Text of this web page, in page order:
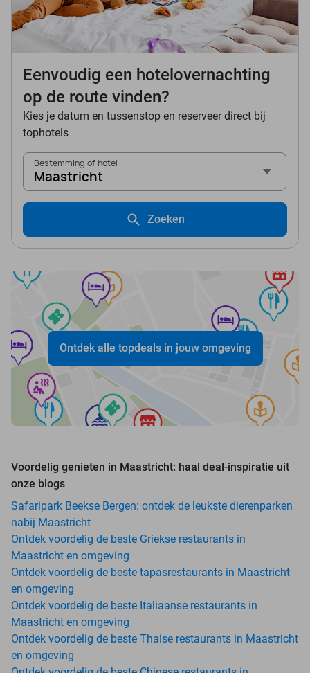
Eenvoudig een hotelovernachting
op de route vinden?
Kies je datum en tussenstop en reserveer direct bij
tophotels
Bestemming of hotel
Maastricht
Zoeken
Ontdek alle topdeals in jouw omgeving
Voordelig genieten in Maastricht: haal deal-inspiratie uit
onze blogs
Safaripark Beekse Bergen: ontdek de leukste dierenparken
nabij Maastricht
Ontdek voordelig de beste Griekse restaurants in
Maastricht en omgeving
Ontdek voordelig de beste tapasrestaurants in Maastricht
en omgeving
Ontdek voordelig de beste Italiaanse restaurants in
Maastricht en omgeving
Ontdek voordelig de beste Thaise restaurants in Maastricht
en omgeving